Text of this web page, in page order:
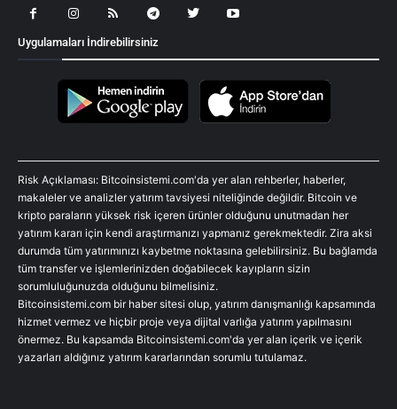
Uygulamaları İndirebilirsiniz
Risk Açıklaması: Bitcoinsistemi.com'da yer alan rehberler, haberler,
makaleler ve analizler yatırım tavsiyesi niteliğinde değildir. Bitcoin ve
kripto paraların yüksek risk içeren ürünler olduğunu unutmadan her
yatırım kararı için kendi araştırmanızı yapmanız gerekmektedir. Zira aksi
durumda tüm yatırımınızı kaybetme noktasına gelebilirsiniz. Bu bağlamda
tüm transfer ve işlemlerinizden doğabilecek kayıpların sizin
sorumluluğunuzda olduğunu bilmelisiniz.
Bitcoinsistemi.com bir haber sitesi olup, yatırım danışmanlığı kapsamında
hizmet vermez ve hiçbir proje veya dijital varlığa yatırım yapılmasını
önermez. Bu kapsamda Bitcoinsistemi.com'da yer alan içerik ve içerik
yazarları aldığınız yatırım kararlarından sorumlu tutulamaz.